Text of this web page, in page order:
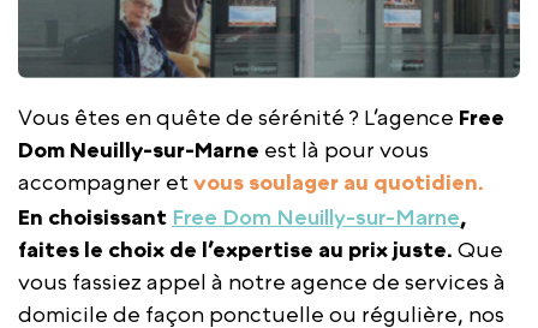
Vous êtes en quête de sérénité ? L’agence Free
Dom Neuilly-sur-Marne est là pour vous
accompagner etvous soulager au quotidien.
En choisissant Free Dom Neuilly-sur-Marne,
faites le choix de l’expertise au prix juste. Que
vous fassiez appel à notre agence de services à
domicile de façon ponctuelle ou régulière, nos